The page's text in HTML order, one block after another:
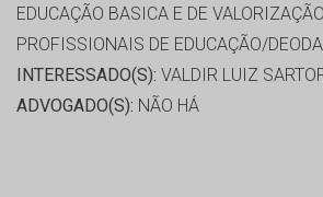
EDUCAÇÃO BASICA E DE
PROFISSIONAIS DE EDUCAÇÃO/
INTERESSADO(S): VALDIR LUIZ
ADVOGADO(S): NÃO HÁ